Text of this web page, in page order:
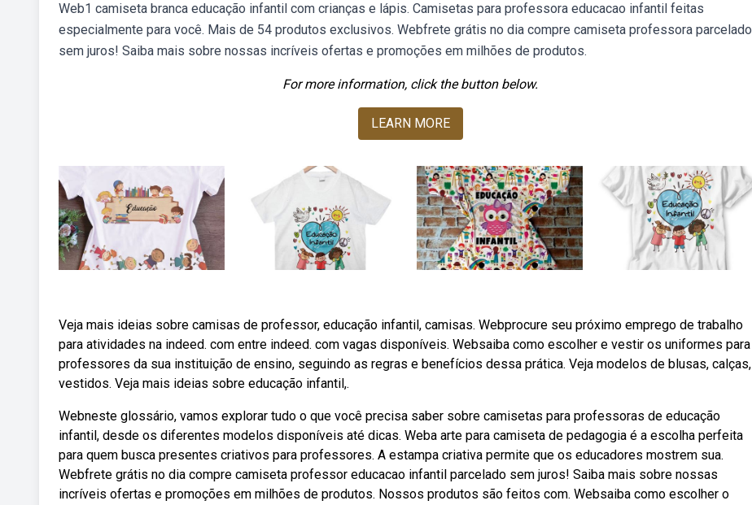
Web1 camiseta branca educação infantil com crianças e lápis. Camisetas para professora educacao infantil feitas
especialmente para você. Mais de 54 produtos exclusivos. Webfrete grátis no dia compre camiseta professora parcelado
sem juros! Saiba mais sobre nossas incríveis ofertas e promoções em milhões de produtos.
For more information, click the button below.
LEARN MORE
Veja mais ideias sobre camisas de professor, educação infantil, camisas. Webprocure seu próximo emprego de trabalho
para atividades na indeed. com entre indeed. com vagas disponíveis. Websaiba como escolher e vestir os uniformes para
professores da sua instituição de ensino, seguindo as regras e benefícios dessa prática. Veja modelos de blusas, calças,
vestidos. Veja mais ideias sobre educação infantil,.
Webneste glossário, vamos explorar tudo o que você precisa saber sobre camisetas para professoras de educação
infantil, desde os diferentes modelos disponíveis até dicas. Weba arte para camiseta de pedagogia é a escolha perfeita
para quem busca presentes criativos para professores. A estampa criativa permite que os educadores mostrem sua.
Webfrete grátis no dia compre camiseta professor educacao infantil parcelado sem juros! Saiba mais sobre nossas
incríveis ofertas e promoções em milhões de produtos. Nossos produtos são feitos com. Websaiba como escolher o